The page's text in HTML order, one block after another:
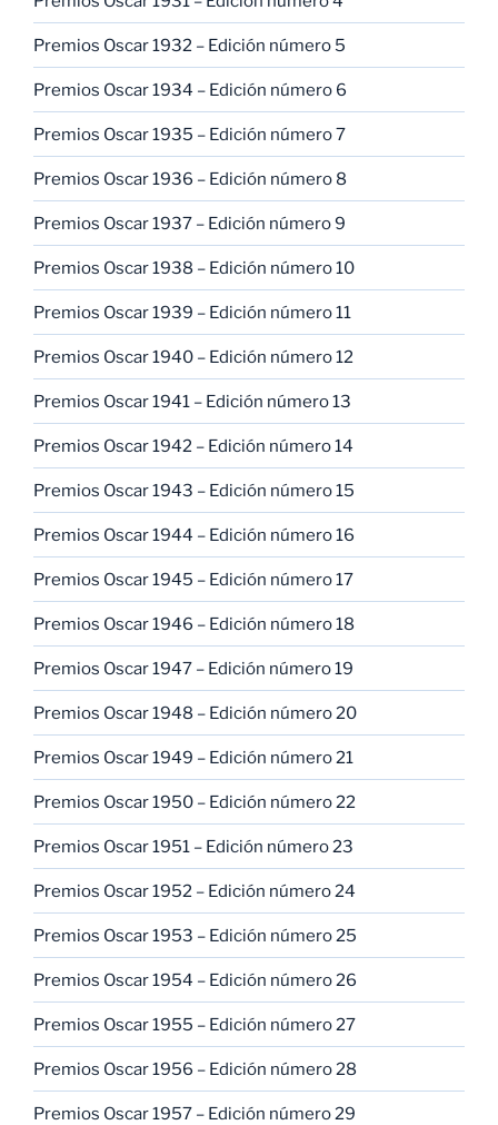
Premios Oscar 1932 – Edición número 5
Premios Oscar 1934 – Edición número 6
Premios Oscar 1935 – Edición número 7
Premios Oscar 1936 – Edición número 8
Premios Oscar 1937 – Edición número 9
Premios Oscar 1938 – Edición número 10
Premios Oscar 1939 – Edición número 11
Premios Oscar 1940 – Edición número 12
Premios Oscar 1941 – Edición número 13
Premios Oscar 1942 – Edición número 14
Premios Oscar 1943 – Edición número 15
Premios Oscar 1944 – Edición número 16
Premios Oscar 1945 – Edición número 17
Premios Oscar 1946 – Edición número 18
Premios Oscar 1947 – Edición número 19
Premios Oscar 1948 – Edición número 20
Premios Oscar 1949 – Edición número 21
Premios Oscar 1950 – Edición número 22
Premios Oscar 1951 – Edición número 23
Premios Oscar 1952 – Edición número 24
Premios Oscar 1953 – Edición número 25
Premios Oscar 1954 – Edición número 26
Premios Oscar 1955 – Edición número 27
Premios Oscar 1956 – Edición número 28
Premios Oscar 1957 – Edición número 29